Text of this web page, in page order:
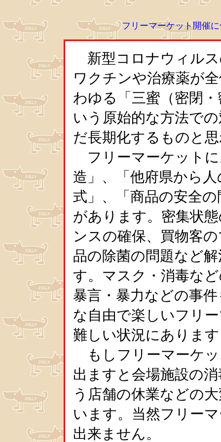
フリーマーケット開催
新型コロナウィル
ワクチンや治療薬が
わゆる「三蜜（密閉
いう原始的な方法で
だ長期化するものと
フリーマーケット
造」、「他府県から
式」、「商品の安全
があります。密集状
ンスの確保、買物客
品の除菌の問題など
す。マスク・消毒な
暴言・暴力などの事
な自由で楽しいフリ
難しい状況にありま
もしフリーマーケ
出ますと会場施設の
う店舗の休業などの
います。当然フリー
出来ません。